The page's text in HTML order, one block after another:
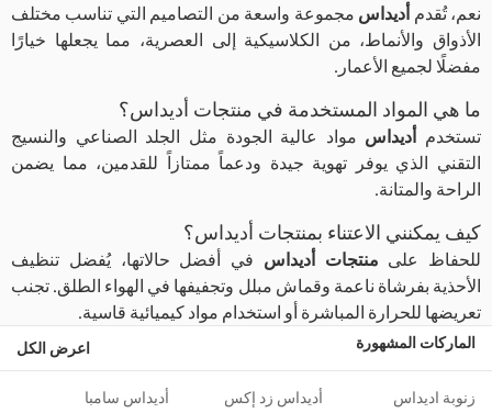
نعم، تُقدمأديداسمجموعة واسعة من التصاميم التي تناسب مختلف
الأذواق والأنماط، من الكلاسيكية إلى العصرية، مما يجعلها خيارًا
مفضلًا لجميع الأعمار.
ما هي المواد المستخدمة في منتجات أديداس؟
تستخدمأديداسمواد عالية الجودة مثل الجلد الصناعي والنسيج
التقني الذي يوفر تهوية جيدة ودعماً ممتازاً للقدمين، مما يضمن
الراحة والمتانة.
كيف يمكنني الاعتناء بمنتجات أديداس؟
للحفاظ علىمنتجات أديداسفي أفضل حالاتها، يُفضل تنظيف
الأحذية بفرشاة ناعمة وقماش مبلل وتجفيفها في الهواء الطلق. تجنب
تعريضها للحرارة المباشرة أو استخدام مواد كيميائية قاسية.
الماركات المشهورة اعرض الكل
زنوبة اديداس أديداس زد إكس
أديداس سامبا